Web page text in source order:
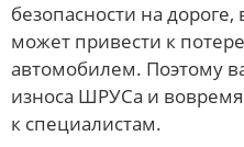
безопасности на
может привести к
автомобилем. Поэтому
износа ШРУСа и
к специалистам.